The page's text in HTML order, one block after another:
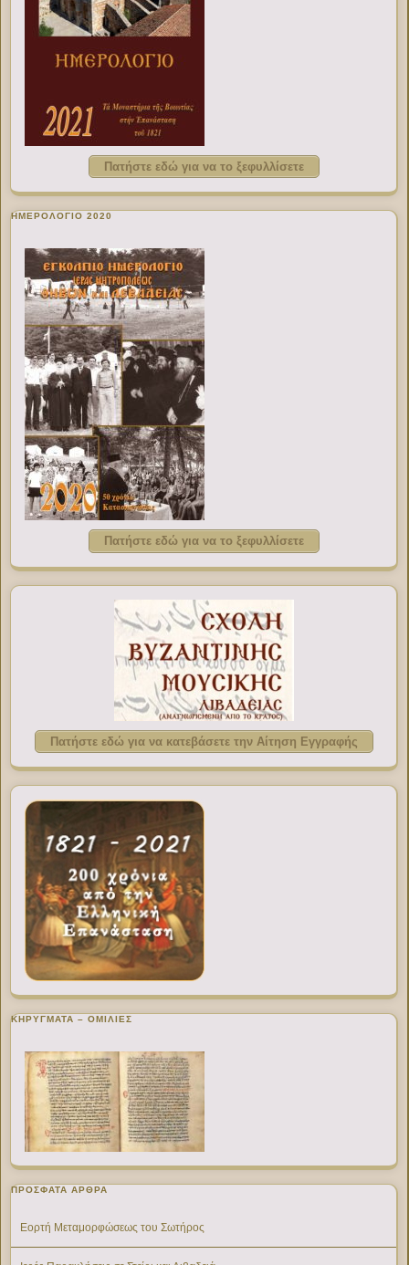
Πατήστε εδώ για να το ξεφυλλίσετε
ΗΜΕΡΟΛΟΓΙΟ 2020
Πατήστε εδώ για να το ξεφυλλίσετε
Πατήστε εδώ για να κατεβάσετε την Αίτηση Εγγραφής
ΚΗΡΥΓΜΑΤΑ – ΟΜΙΛΙΕΣ
ΠΡΌΣΦΑΤΑ ΆΡΘΡΑ
Εορτή Μεταμορφώσεως του Σωτήρος